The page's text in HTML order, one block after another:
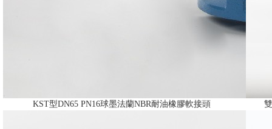
KST型DN65 PN16球墨法蘭NBR耐油橡膠軟接頭